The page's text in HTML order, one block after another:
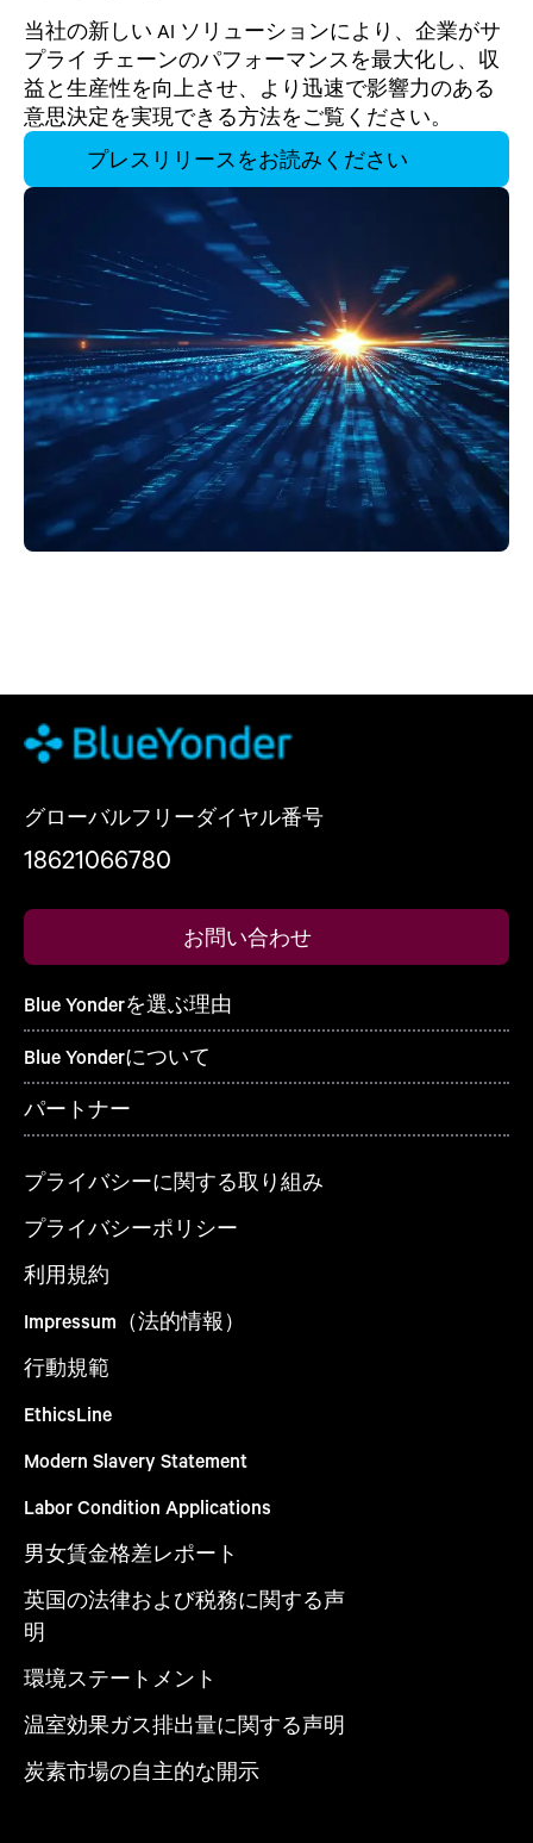
当社の新しい AI ソリューションにより、企業がサ
プライ チェーンのパフォーマンスを最大化し、収
益と生産性を向上させ、より迅速で影響力のある
意思決定を実現できる方法をご覧ください。
プレスリリースをお読みください
グローバルフリーダイヤル番号
18621066780
お問い合わせ
Blue Yonderを選ぶ理由
Blue Yonderについて
パートナー
プライバシーに関する取り組み
プライバシーポリシー
利用規約
Impressum（法的情報）
行動規範
EthicsLine
Modern Slavery Statement
Labor Condition Applications
男女賃金格差レポート
英国の法律および税務に関する声
明
環境ステートメント
温室効果ガス排出量に関する声明
炭素市場の自主的な開示